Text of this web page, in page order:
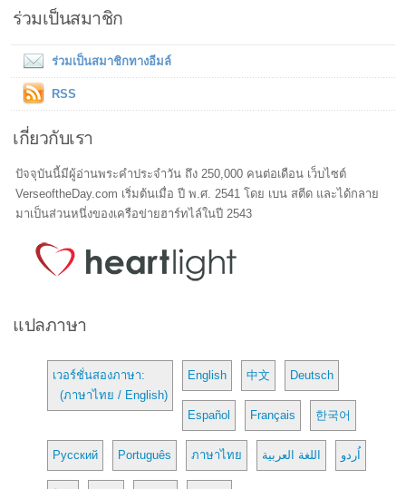
ร่วมเป็นสมาชิก
ร่วมเป็นสมาชิกทางอีมล์
RSS
เกี่ยวกับเรา
ปัจจุบันนี้มีผู้อ่านพระคำประจำวัน ถึง 250,000 คนต่อเดือน เว็บไซต์
VerseoftheDay.com เริ่มต้นเมื่อ ปี พ.ศ. 2541 โดย เบน สตีด และได้กลาย
มาเป็นส่วนหนึ่งของเครือข่ายฮาร์ทไล์ในปี 2543
แปลภาษา
เวอร์ชั่นสองภาษา:
(ภาษาไทย / English)
English 中文 Deutsch
Español Français 한국어
Русский Português ภาษาไทย اللغة العربية اُردو